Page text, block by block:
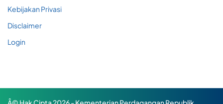
Kebijakan Privasi
Disclaimer
Login